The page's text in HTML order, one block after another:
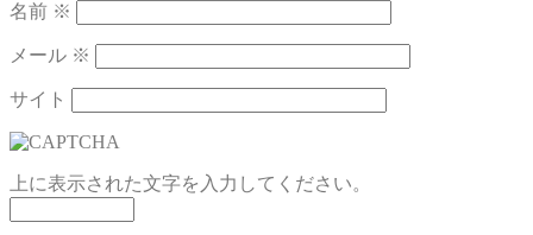
名前 ※
メール ※
サイト
上に表示された文字を入力してください。